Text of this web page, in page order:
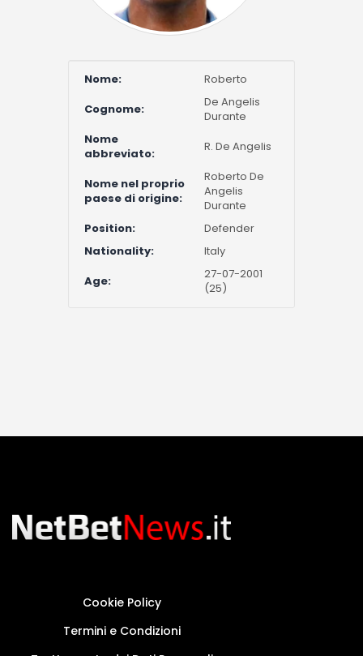
Nome:
Roberto
Cognome:
De Angelis
Durante
Nome
abbreviato:
R. De Angelis
Nome nel proprio
paese di origine:
Roberto De
Angelis
Durante
Position:
Defender
Nationality:
Italy
Age:
27-07-2001
(25)
Cookie Policy
Termini e Condizioni